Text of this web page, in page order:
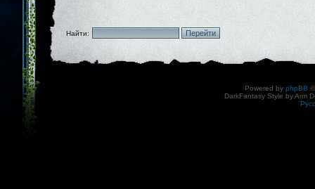
Найти:
Powered by phpBB
DarkFantasy Style by Arm